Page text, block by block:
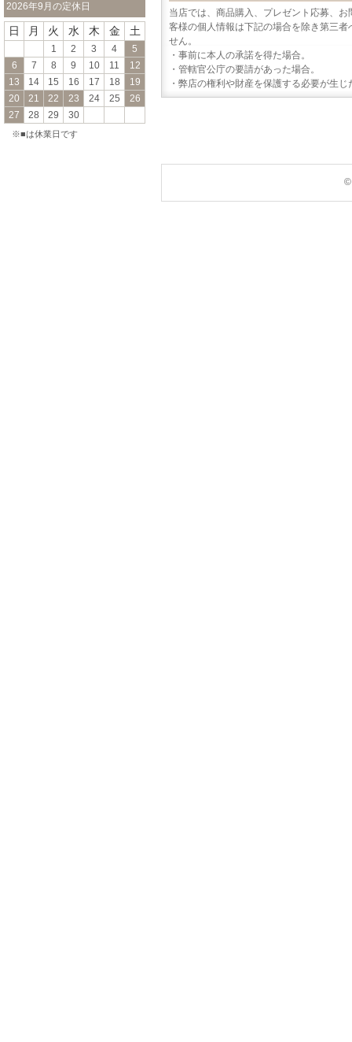
2026年9月の定休日
日 月 火 水 木 金 土
1 2 3 4
5
6
7 8 9 10 11
12
13
14 15 16 17 18
19
20
21 22 23 24 25
26
27
28 29 30
※■は休業日です
当店では、商品購入、プレゼント応募、
客様の個人情報は下記の場合を除き第三
せん。
・事前に本人の承諾を得た場合。
・管轄官公庁の要請があった場合。
・弊店の権利や財産を保護する必要が生じ
©